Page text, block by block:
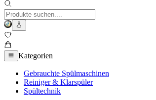
Kategorien
Gebrauchte Spülmaschinen
Reiniger & Klarspüler
Spültechnik